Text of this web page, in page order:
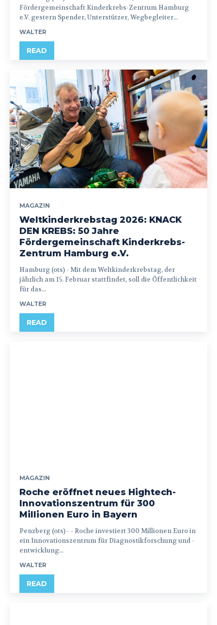
Fördergemeinschaft Kinderkrebs-Zentrum Hamburg
e.V. gestern Spender, Unterstützer, Wegbegleiter...
WALTER
READ
MAGAZIN
Weltkinderkrebstag 2026: KNACK
DEN KREBS: 50 Jahre
Fördergemeinschaft Kinderkrebs-
Zentrum Hamburg e.V.
Hamburg (ots) - Mit dem Weltkinderkrebstag, der
jährlich am 15. Februar stattfindet, soll die Öffentlichkeit
für das...
WALTER
READ
MAGAZIN
Roche eröffnet neues Hightech-
Innovationszentrum für 300
Millionen Euro in Bayern
Penzberg (ots) - - Roche investiert 300 Millionen Euro in
ein Innovationszentrum für Diagnostikforschung und -
entwicklung...
WALTER
READ